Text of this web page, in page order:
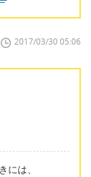
2017/03/30 05:06
は、